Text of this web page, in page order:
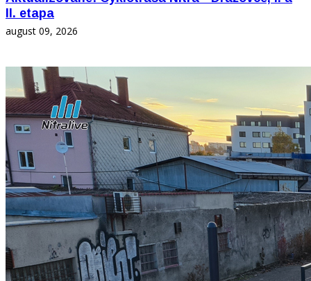
II. etapa
august 09, 2026